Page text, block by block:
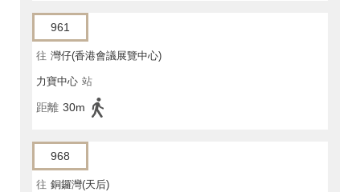
961
往 灣仔(香港會議展覽中心)
力寶中心 站
距離 30m
968
往 銅鑼灣(天后)